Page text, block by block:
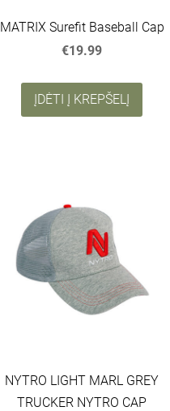
MATRIX Surefit Baseball Cap
€19.99
ĮDĖTI Į KREPŠELĮ
NYTRO LIGHT MARL GREY
TRUCKER NYTRO CAP